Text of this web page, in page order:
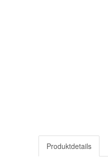
Produktdetails